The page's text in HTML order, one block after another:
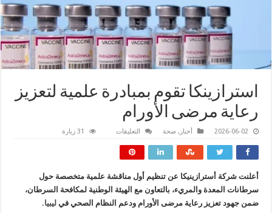
استرازينكا تقوم بمبادرة علمية لتعزيز
رعاية مرضى الأورام
2026-06-02 أخبار ,صحة التعليقات
رعاية
مرضى
الأورام
مغلقة
31 زيارة
أعلنت شركة أسترازينيكا عن تنظيم أول مناقشة علمية متخصصة حول
سرطانات المعدة والمريء، بالتعاون مع الهيئة الوطنية لمكافحة السرطان،
ضمن جهود تعزيز رعاية مرضى الأورام ودعم النظام الصحي فيليبيا.